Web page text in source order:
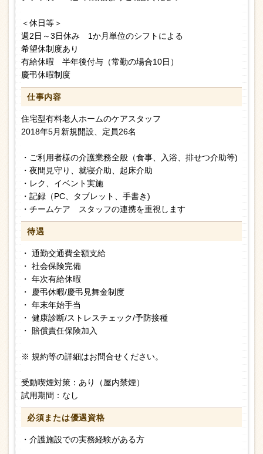
＜休日等＞
週2日～3日休み 1か月単位のシフトによる
希望休制度あり
有給休暇 半年後付与（常勤の場合10日）
慶弔休暇制度
仕事内容
住宅型有料老人ホームのケアスタッフ
2018年5月新規開設、定員26名
・ご利用者様の介護業務全般（食事、入浴、排せつ介助等)
・夜間見守り、就寝介助、起床介助
・レク、イベント実施
・記録（PC、タブレット、手書き)
・チームケア スタッフの連携を重視します
待遇
・ 通勤交通費全額支給
・ 社会保険完備
・ 年次有給休暇
・ 慶弔休暇/慶弔見舞金制度
・ 年末年始手当
・ 健康診断/ストレスチェック/予防接種
・ 賠償責任保険加入
※ 規約等の詳細はお問合せください。
受動喫煙対策：あり（屋内禁煙）
試用期間：なし
必須または優遇資格
・介護施設での実務経験がある方